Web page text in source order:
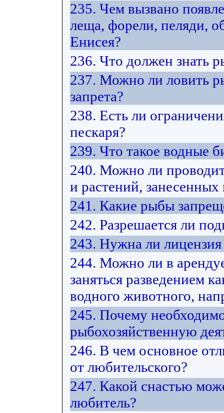
235. Чем вызвано
леща, форели, пеляди,
Енисея?
236. Что должен знать
237. Можно ли ловить
запрета?
238. Есть ли
пескаря?
239. Что такое водные
240. Можно ли
и растений,
241. Какие рыбы
242. Разрешается ли
243. Нужна ли
244. Можно ли в
заняться разведением
водного животного,
245. Почему
рыбохозяйственную
246. В чем основное
от любительского?
247. Какой снастью
любитель?